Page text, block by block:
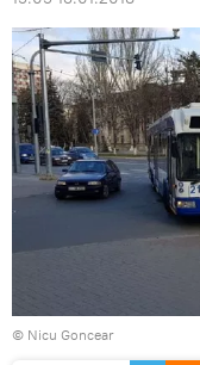
© Nicu Goncear